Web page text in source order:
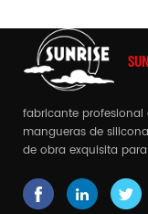
fabricante profesional
mangueras de
de obra exquisita